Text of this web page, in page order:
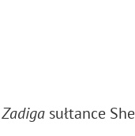
Zadiga sułtance